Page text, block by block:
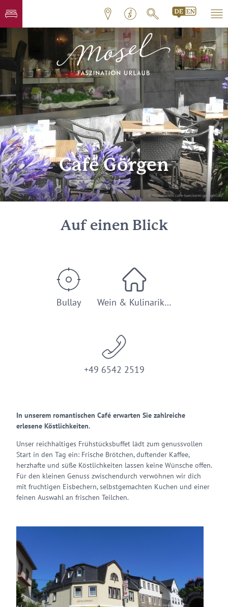
© https://www.cafe-baeckerei-goergen.de/
Café Görgen
Auf einen Blick
Bullay Wein & Kulinarik…
+49 6542 2519
In unserem romantischen Café erwarten Sie zahlreiche
erlesene Köstlichkeiten.
Unser reichhaltiges Frühstücksbuffet lädt zum genussvollen
Start in den Tag ein: Frische Brötchen, duftender Kaffee,
herzhafte und süße Köstlichkeiten lassen keine Wünsche offen.
Für den kleinen Genuss zwischendurch verwöhnen wir dich
mit fruchtigen Eisbechern, selbstgemachten Kuchen und einer
feinen Auswahl an frischen Teilchen.